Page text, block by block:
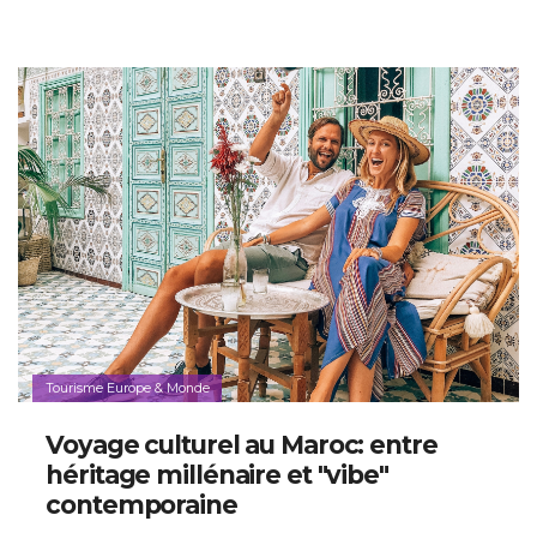
Tourisme Europe & Monde
Voyage culturel au Maroc: entre
héritage millénaire et "vibe"
contemporaine